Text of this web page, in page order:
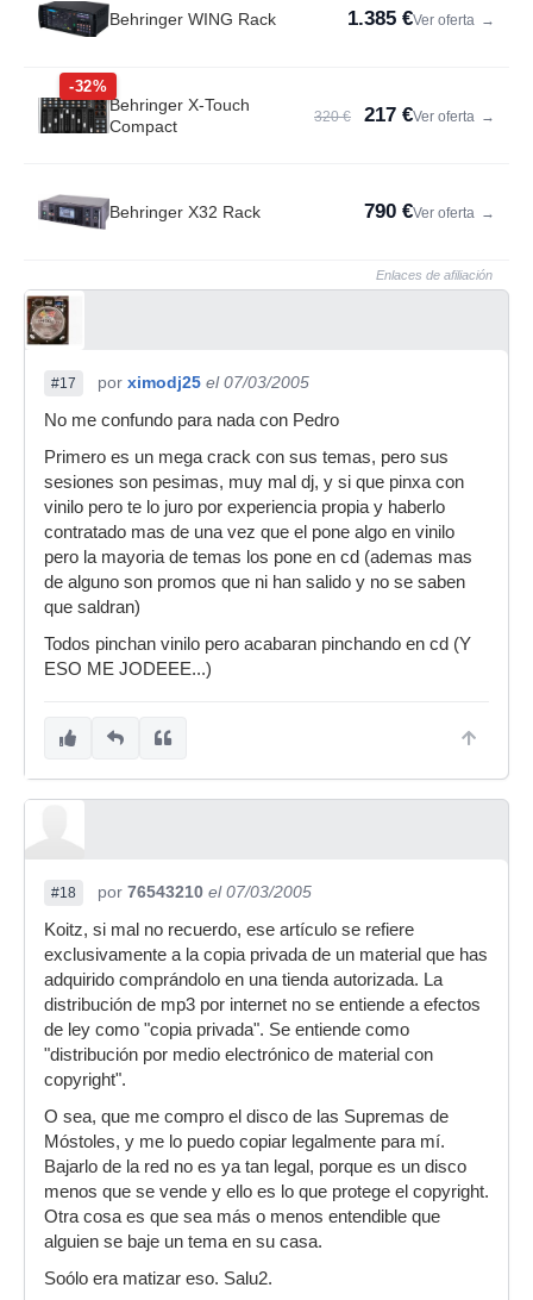
Behringer WING Rack 1.385 €Ver oferta →
-32%
Behringer X-Touch
Compact
320 € 217 €Ver oferta →
Behringer X32 Rack 790 €Ver oferta →
Enlaces de afiliación
#17 por ximodj25 el 07/03/2005
No me confundo para nada con Pedro
Primero es un mega crack con sus temas, pero sus
sesiones son pesimas, muy mal dj, y si que pinxa con
vinilo pero te lo juro por experiencia propia y haberlo
contratado mas de una vez que el pone algo en vinilo
pero la mayoria de temas los pone en cd (ademas mas
de alguno son promos que ni han salido y no se saben
que saldran)
Todos pinchan vinilo pero acabaran pinchando en cd (Y
ESO ME JODEEE...)
#18 por 76543210 el 07/03/2005
Koitz, si mal no recuerdo, ese artículo se refiere
exclusivamente a la copia privada de un material que has
adquirido comprándolo en una tienda autorizada. La
distribución de mp3 por internet no se entiende a efectos
de ley como "copia privada". Se entiende como
"distribución por medio electrónico de material con
copyright".
O sea, que me compro el disco de las Supremas de
Móstoles, y me lo puedo copiar legalmente para mí.
Bajarlo de la red no es ya tan legal, porque es un disco
menos que se vende y ello es lo que protege el copyright.
Otra cosa es que sea más o menos entendible que
alguien se baje un tema en su casa.
Soólo era matizar eso. Salu2.